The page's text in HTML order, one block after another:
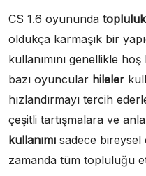
CS 1.6 oyununda topluluk
oldukça karmaşık bir
kullanımını genellikle
bazı oyuncular hileler
hızlandırmayı tercih
çeşitli tartışmalara ve
kullanımı sadece bireysel
zamanda tüm topluluğu